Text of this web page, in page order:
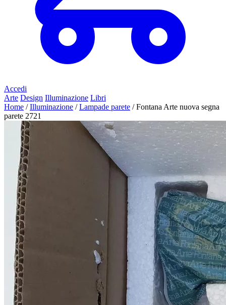
Accedi
Arte Design Illuminazione Libri
Home / Illuminazione / Lampade parete / Fontana Arte nuova segna
parete 2721